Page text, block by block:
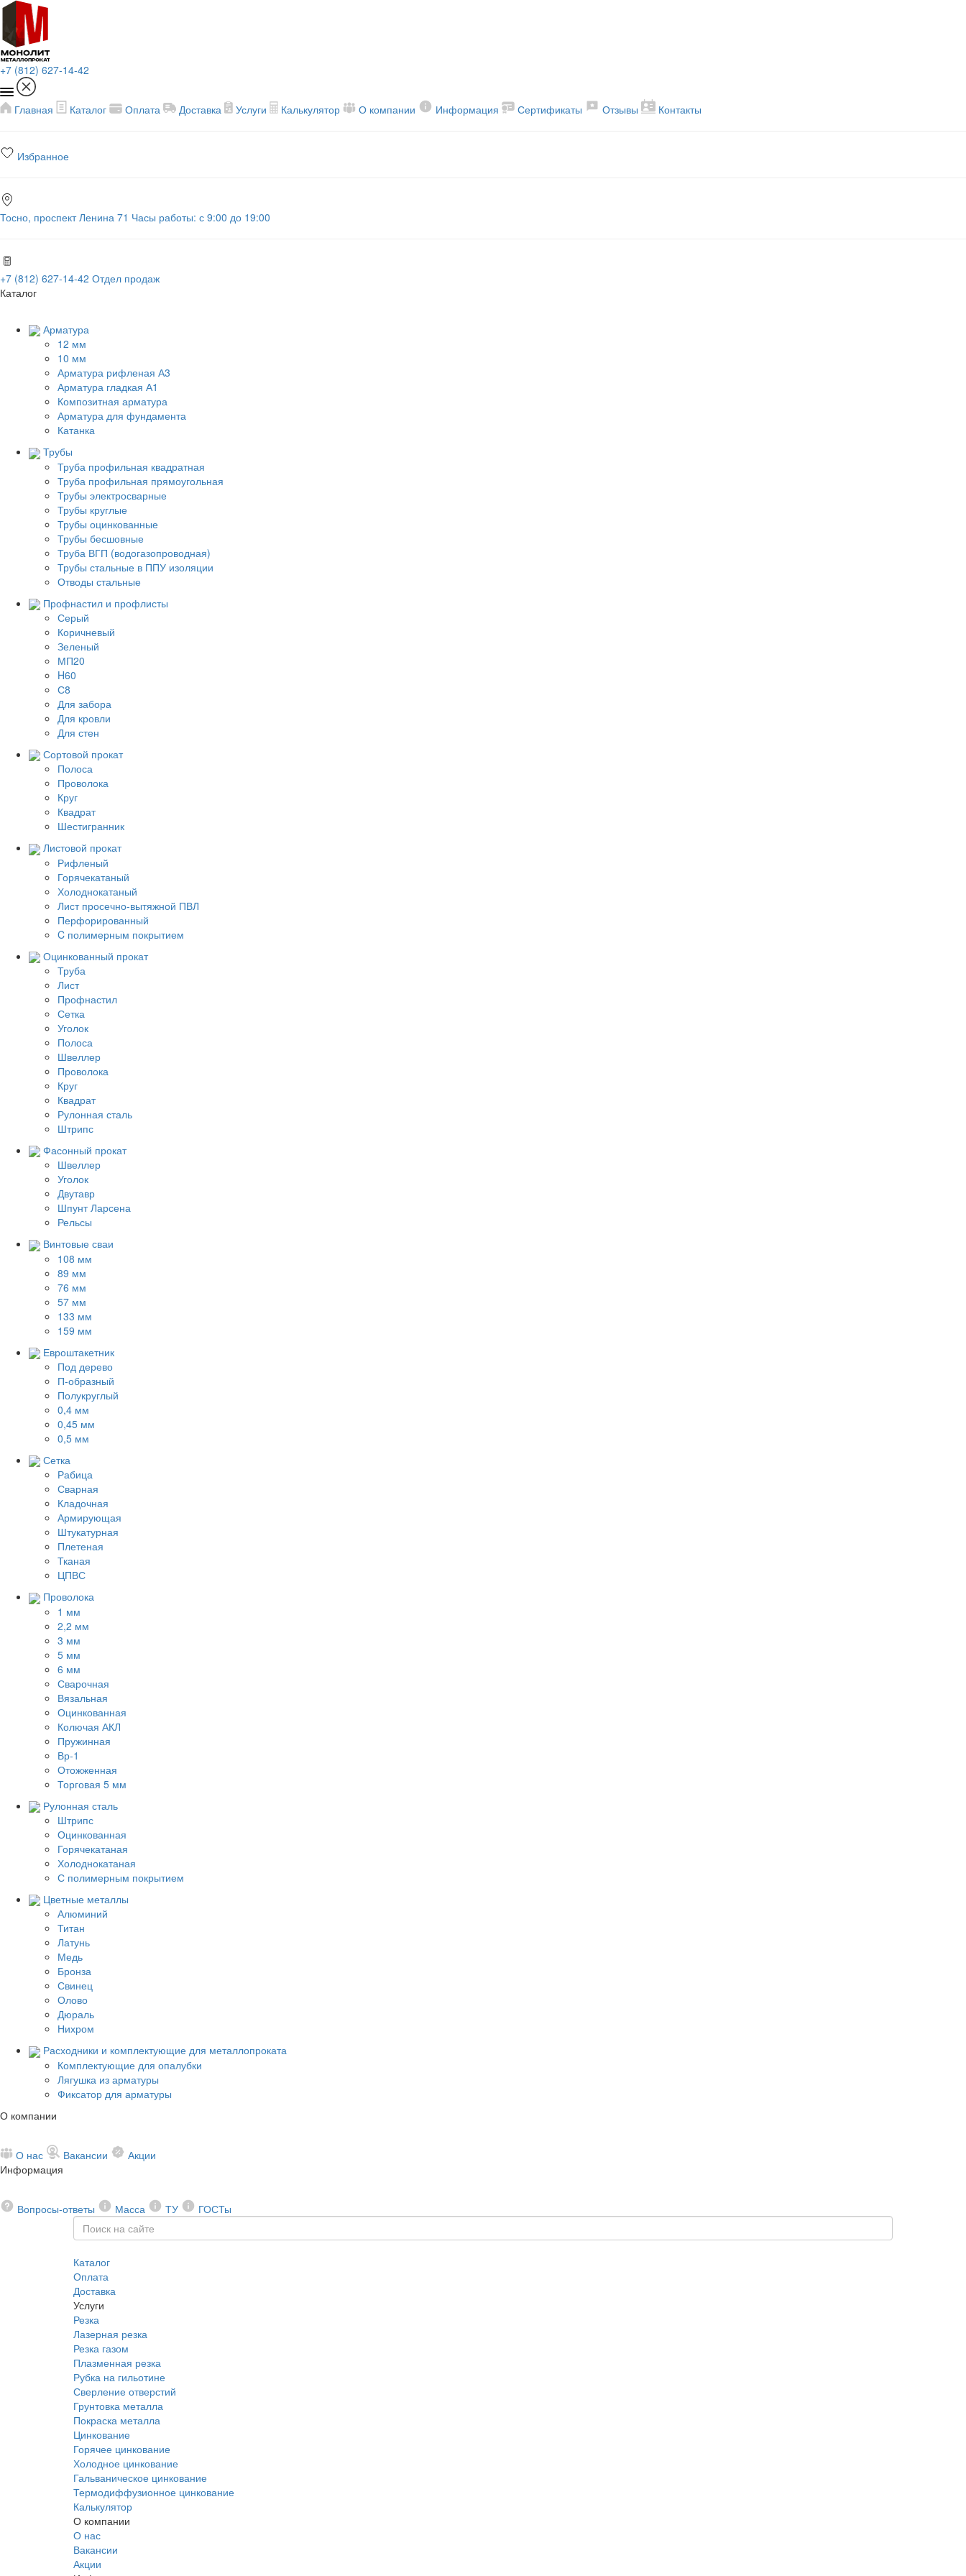
+7 (812) 627-14-42
Главная Каталог Оплата Доставка Услуги Калькулятор О компании Информация Сертификаты Отзывы Контакты
Избранное
Тосно, проспект Ленина 71 Часы работы: с 9:00 до 19:00
+7 (812) 627-14-42 Отдел продаж
Каталог
Арматура
12 мм
10 мм
Арматура рифленая А3
Арматура гладкая А1
Композитная арматура
Арматура для фундамента
Катанка
Трубы
Труба профильная квадратная
Труба профильная прямоугольная
Трубы электросварные
Трубы круглые
Трубы оцинкованные
Трубы бесшовные
Труба ВГП (водогазопроводная)
Трубы стальные в ППУ изоляции
Отводы стальные
Профнастил и профлисты
Серый
Коричневый
Зеленый
МП20
H60
С8
Для забора
Для кровли
Для стен
Сортовой прокат
Полоса
Проволока
Круг
Квадрат
Шестигранник
Листовой прокат
Рифленый
Горячекатаный
Холоднокатаный
Лист просечно-вытяжной ПВЛ
Перфорированный
C полимерным покрытием
Оцинкованный прокат
Труба
Лист
Профнастил
Сетка
Уголок
Полоса
Швеллер
Проволока
Круг
Квадрат
Рулонная сталь
Штрипс
Фасонный прокат
Швеллер
Уголок
Двутавр
Шпунт Ларсена
Рельсы
Винтовые сваи
108 мм
89 мм
76 мм
57 мм
133 мм
159 мм
Евроштакетник
Под дерево
П-образный
Полукруглый
0,4 мм
0,45 мм
0,5 мм
Сетка
Рабица
Сварная
Кладочная
Армирующая
Штукатурная
Плетеная
Тканая
ЦПВС
Проволока
1 мм
2,2 мм
3 мм
5 мм
6 мм
Сварочная
Вязальная
Оцинкованная
Колючая АКЛ
Пружинная
Вр-1
Отожженная
Торговая 5 мм
Рулонная сталь
Штрипс
Оцинкованная
Горячекатаная
Холоднокатаная
С полимерным покрытием
Цветные металлы
Алюминий
Титан
Латунь
Медь
Бронза
Свинец
Олово
Дюраль
Нихром
Расходники и комплектующие для металлопроката
Комплектующие для опалубки
Лягушка из арматуры
Фиксатор для арматуры
О компании
О нас Вакансии
Акции
Информация
Вопросы-ответы Масса ТУ ГОСТы
Каталог
Оплата
Доставка
Услуги
Резка
Лазерная резка
Резка газом
Плазменная резка
Рубка на гильотине
Сверление отверстий
Грунтовка металла
Покраска металла
Цинкование
Горячее цинкование
Холодное цинкование
Гальваническое цинкование
Термодиффузионное цинкование
Калькулятор
О компании
О нас
Вакансии
Акции